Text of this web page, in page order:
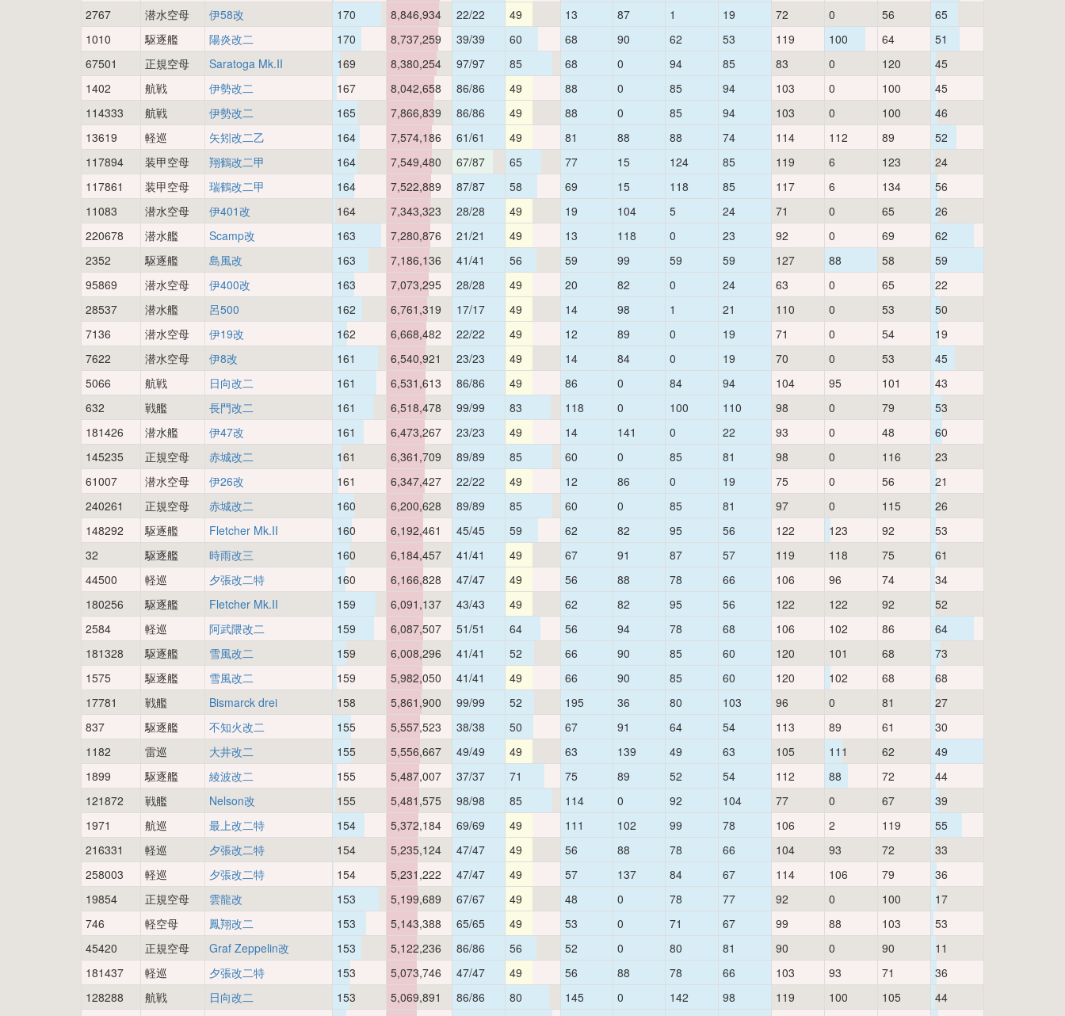
2767
潜水空母 伊58改 170 8,846,934 22/22 49 13 87 1 19 72 0 56
65
1010
駆逐艦 陽炎改二 170 8,737,259 39/39 60 68 90 62 53 119 100 64
51
67501
正規空母 Saratoga Mk.II 169 8,380,254 97/97 85 68 0 94 85 83 0 120
45
1402
航戦 伊勢改二 167 8,042,658 86/86 49 88 0 85 94 103 0 100
45
114333
航戦 伊勢改二 165 7,866,839 86/86 49 88 0 85 94 103 0 100
46
13619
軽巡 矢矧改二乙 164 7,574,186 61/61 49 81 88 88 74 114 112 89
52
117894
装甲空母 翔鶴改二甲 164 7,549,480 67/87 65 77 15 124 85 119 6 123
24
117861
装甲空母 瑞鶴改二甲 164 7,522,889 87/87 58 69 15 118 85 117 6 134
56
11083
潜水空母 伊401改 164 7,343,323 28/28 49 19 104 5 24 71 0 65
26
220678
潜水艦 Scamp改 163 7,280,876 21/21 49 13 118 0 23 92 0 69
62
2352
駆逐艦 島風改 163 7,186,136 41/41 56 59 99 59 59 127 88 58
59
95869
潜水空母 伊400改 163 7,073,295 28/28 49 20 82 0 24 63 0 65
22
28537
潜水艦 呂500 162 6,761,319 17/17 49 14 98 1 21 110 0 53
50
7136
潜水空母 伊19改 162 6,668,482 22/22 49 12 89 0 19 71 0 54
19
7622
潜水空母 伊8改 161 6,540,921 23/23 49 14 84 0 19 70 0 53
45
5066
航戦 日向改二 161 6,531,613 86/86 49 86 0 84 94 104 95 101
43
632
戦艦 長門改二 161 6,518,478 99/99 83 118 0 100 110 98 0 79
53
181426
潜水艦 伊47改 161 6,473,267 23/23 49 14 141 0 22 93 0 48
60
145235
正規空母 赤城改二 161 6,361,709 89/89 85 60 0 85 81 98 0 116
23
61007
潜水空母 伊26改 161 6,347,427 22/22 49 12 86 0 19 75 0 56
21
240261
正規空母 赤城改二 160 6,200,628 89/89 85 60 0 85 81 97 0 115
26
148292
駆逐艦 Fletcher Mk.II 160 6,192,461 45/45 59 62 82 95 56 122 123 92
53
32
駆逐艦 時雨改三 160 6,184,457 41/41 49 67 91 87 57 119 118 75
61
44500
軽巡 夕張改二特 160 6,166,828 47/47 49 56 88 78 66 106 96 74
34
180256
駆逐艦 Fletcher Mk.II 159 6,091,137 43/43 49 62 82 95 56 122 122 92
52
2584
軽巡 阿武隈改二 159 6,087,507 51/51 64 56 94 78 68 106 102 86
64
181328
駆逐艦 雪風改二 159 6,008,296 41/41 52 66 90 85 60 120 101 68
73
1575
駆逐艦 雪風改二 159 5,982,050 41/41 49 66 90 85 60 120 102 68
68
17781
戦艦 Bismarck drei 158 5,861,900 99/99 52 195 36 80 103 96 0 81
27
837
駆逐艦 不知火改二 155 5,557,523 38/38 50 67 91 64 54 113 89 61
30
1182
雷巡 大井改二 155 5,556,667 49/49 49 63 139 49 63 105 111 62
49
1899
駆逐艦 綾波改二 155 5,487,007 37/37 71 75 89 52 54 112 88 72
44
121872
戦艦 Nelson改 155 5,481,575 98/98 85 114 0 92 104 77 0 67
39
1971
航巡 最上改二特 154 5,372,184 69/69 49 111 102 99 78 106 2 119
55
216331
軽巡 夕張改二特 154 5,235,124 47/47 49 56 88 78 66 104 93 72
33
258003
軽巡 夕張改二特 154 5,231,222 47/47 49 57 137 84 67 114 106 79
36
19854
正規空母 雲龍改 153 5,199,689 67/67 49 48 0 78 77 92 0 100
17
746
軽空母 鳳翔改二 153 5,143,388 65/65 49 53 0 71 67 99 88 103
53
45420
正規空母 Graf Zeppelin改 153 5,122,236 86/86 56 52 0 80 81 90 0 90
11
181437
軽巡 夕張改二特 153 5,073,746 47/47 49 56 88 78 66 103 93 71
36
128288
航戦 日向改二 153 5,069,891 86/86 80 145 0 142 98 119 100 105
44